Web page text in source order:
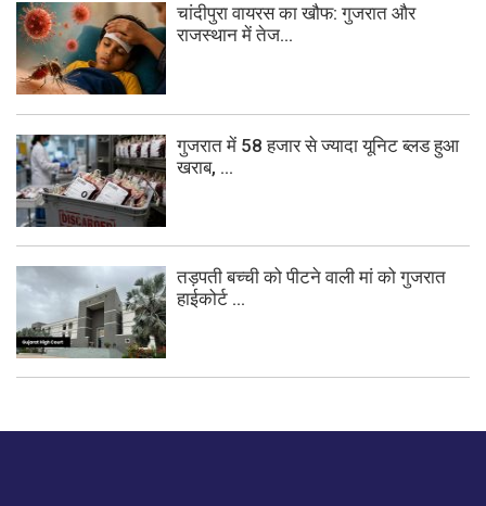
चांदीपुरा वायरस का खौफ: गुजरात और
राजस्थान में तेज...
गुजरात में 58 हजार से ज्यादा यूनिट ब्लड हुआ
खराब, ...
तड़पती बच्ची को पीटने वाली मां को गुजरात
हाईकोर्ट ...